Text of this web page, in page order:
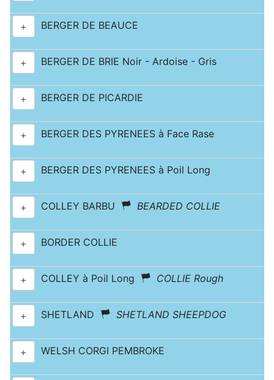
+ BERGER DE BEAUCE
+ BERGER DE BRIE Noir - Ardoise - Gris
+ BERGER DE PICARDIE
+ BERGER DES PYRENEES à Face Rase
+ BERGER DES PYRENEES à Poil Long
+ COLLEY BARBU BEARDED COLLIE
+ BORDER COLLIE
+ COLLEY à Poil Long COLLIE Rough
+ SHETLAND SHETLAND SHEEPDOG
+ WELSH CORGI PEMBROKE